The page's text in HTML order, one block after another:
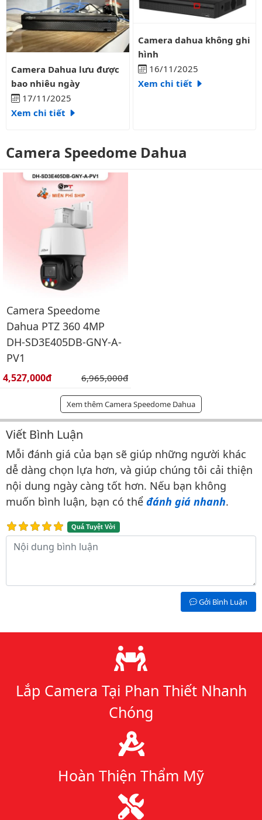
Camera Dahua lưu được bao nhiêu ngày
Camera Dahua lưu được
bao nhiêu ngày
17/11/2025
Xem chi tiết
Camera dahua không ghi hình
Camera dahua không ghi
hình
16/11/2025
Xem chi tiết
Camera Speedome Dahua
Camera Speedome
Dahua PTZ 360 4MP
DH-SD3E405DB-GNY-A-
PV1
Giá bán:
4,527,000đ Giá gốc:
6,965,000đ
Xem thêm Camera Speedome Dahua
Bình luận & Đánh giá
Viết Bình Luận
Mỗi đánh giá của bạn sẽ giúp những người khác
dễ dàng chọn lựa hơn, và giúp chúng tôi cải thiện
nội dung ngày càng tốt hơn. Nếu bạn không
muốn bình luận, bạn có thể đánh giá nhanh.
Quá Tuyệt Vời
Nội dung bình luận
Gởi Bình Luận
Lý do chọn chúng tôi
Lắp Camera Tại Phan Thiết Nhanh
Chóng
Hoàn Thiện Thẩm Mỹ